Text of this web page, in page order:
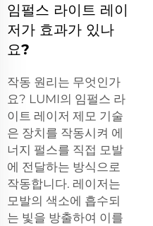
임펄스 라이트 레이
저가 효과가 있나
요?
작동 원리는 무엇인가
요? LUMI의 임펄스 라
이트 레이저 제모 기술
은 장치를 작동시켜 에
너지 펄스를 직접 모발
에 전달하는 방식으로
작동합니다. 레이저는
모발의 색소에 흡수되
는 빛을 방출하여 이를